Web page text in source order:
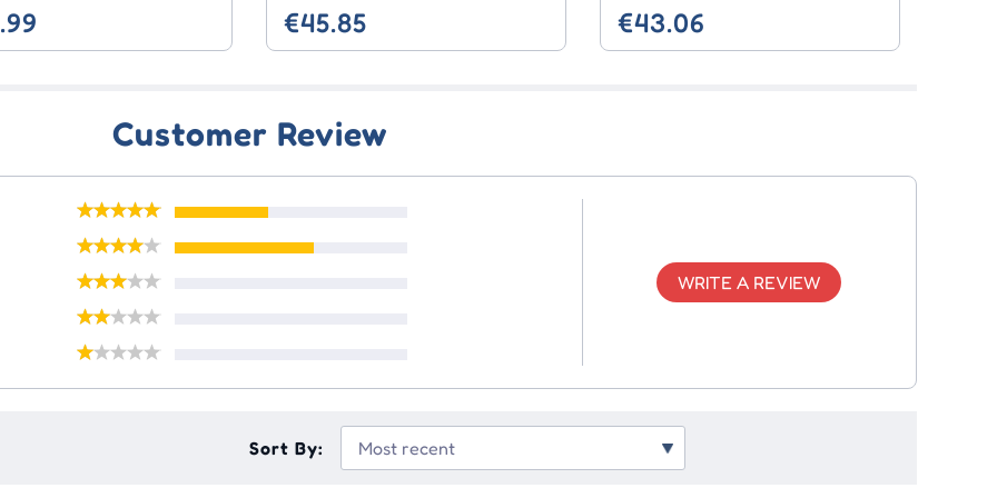
€45.85 €43.06
Customer Review
WRITE A REVIEW
Sort By: